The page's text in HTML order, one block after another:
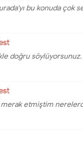
bu konuda çok
doğru
merak etmiştim